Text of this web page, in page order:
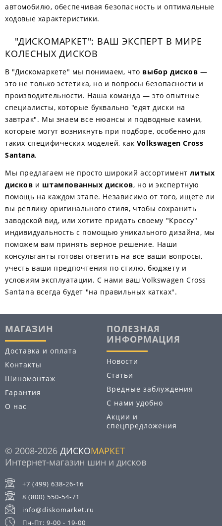
автомобилю, обеспечивая безопасность и оптимальные
ходовые характеристики.
"ДИСКОМАРКЕТ": ВАШ ЭКСПЕРТ В МИРЕ
КОЛЕСНЫХ ДИСКОВ
В "Дискомаркете" мы понимаем, что выбор дисков —
это не только эстетика, но и вопросы безопасности и
производительности. Наша команда — это опытные
специалисты, которые буквально "едят диски на
завтрак". Мы знаем все нюансы и подводные камни,
которые могут возникнуть при подборе, особенно для
таких специфических моделей, как Volkswagen Cross
Santana.
Мы предлагаем не просто широкий ассортиментлитых
дисков и штампованных дисков, но и экспертную
помощь на каждом этапе. Независимо от того, ищете ли
вы реплику оригинального стиля, чтобы сохранить
заводской вид, или хотите придать своему "Кроссу"
индивидуальность с помощью уникального дизайна, мы
поможем вам принять верное решение. Наши
консультанты готовы ответить на все ваши вопросы,
учесть ваши предпочтения по стилю, бюджету и
условиям эксплуатации. С нами ваш Volkswagen Cross
Santana всегда будет "на правильных катках".
МАГАЗИН
Доставка и оплата
Контакты
Шиномонтаж
Гарантия
О нас
ПОЛЕЗНАЯ
ИНФОРМАЦИЯ
Новости
Статьи
Вредные заблуждения
С нами удобно
Акции и
спецпредложения
© 2008-2026 ДИСКОМАРКЕТ
Интернет-магазин шин и дисков
+7 (499) 638-26-16
8 (800) 550-54-71
info@diskomarket.ru
Пн-Пт: 9-00 - 19-00